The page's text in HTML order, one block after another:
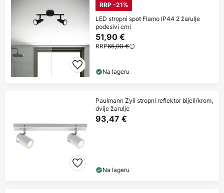
RRP -21%
LED stropni spot Flamo IP44 2 žarulje
podesivi crni
51,90 €
RRP65,90 €
Na lageru
Paulmann Zyli stropni reflektor bijeli/krom,
dvije žarulje
93,47 €
Na lageru